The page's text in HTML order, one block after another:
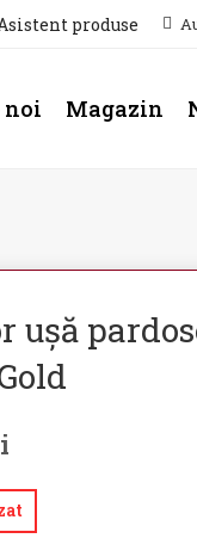
produse
noi Magazin
ușă